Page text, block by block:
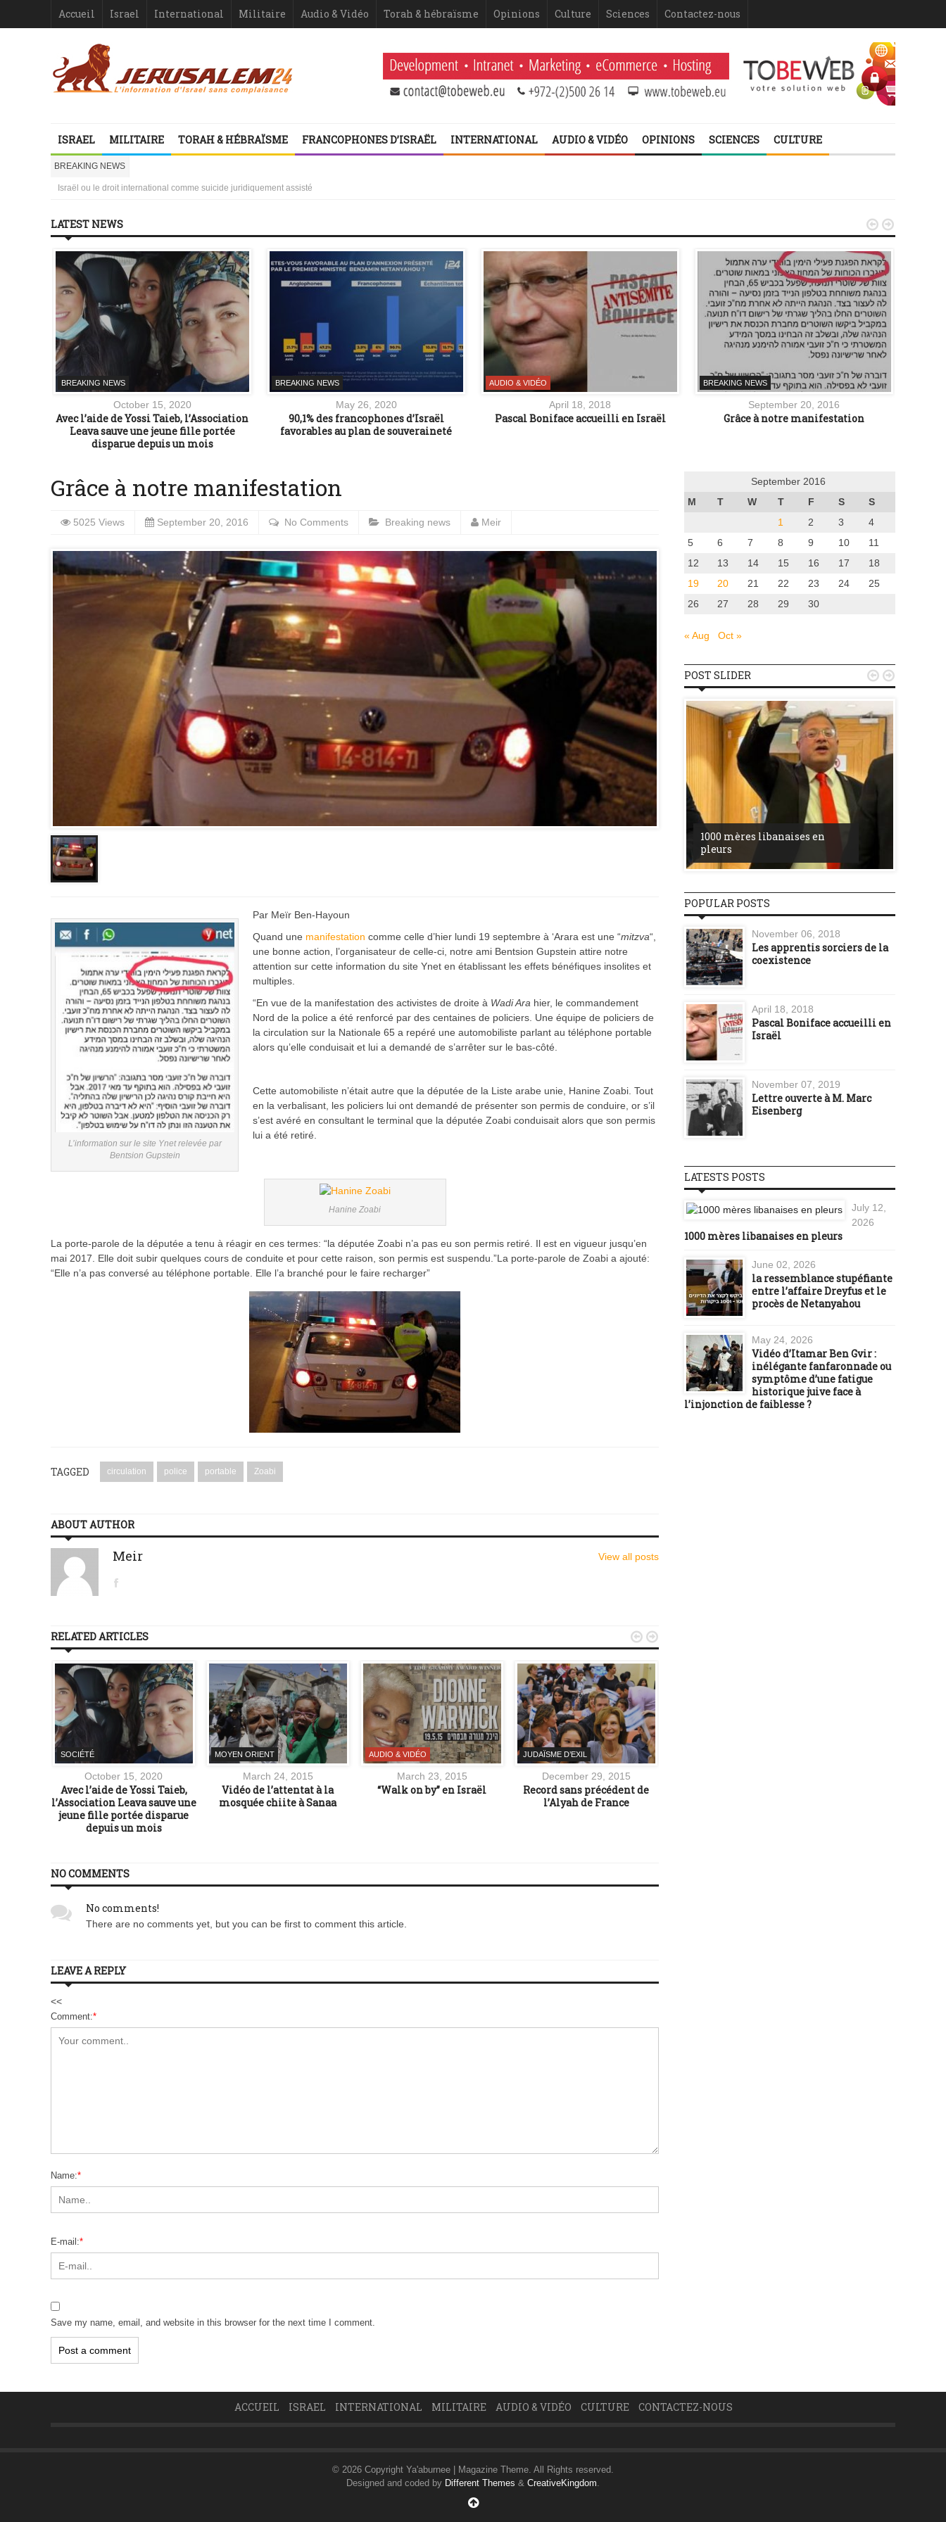
Accueil Israel International Militaire Audio & Vidéo Torah & hébraïsme Opinions Culture Sciences Contactez-nous
ISRAEL MILITAIRE TORAH & HÉBRAÏSME FRANCOPHONES D’ISRAËL INTERNATIONAL AUDIO & VIDÉO OPINIONS SCIENCES CULTURE
BREAKING NEWS
la ressemblance stupéfiante entre l’affaire Dreyfus et le procès de Netanyahou
Vidéo d’Itamar Ben Gvir : inélégante fanfaronnade ou symptôme d’une fatigue historique juive face à l’injonction de faiblesse ?
Israël ou le droit international comme suicide juridiquement assisté
Les désinformateurs, Société à Responsabilité très, très Limitée – 1er volet
LATEST NEWS
BREAKING NEWS
October 15, 2020
Avec l’aide de Yossi Taieb, l’Association
Leava sauve une jeune fille portée
disparue depuis un mois
BREAKING NEWS
May 26, 2020
90,1% des francophones d’Israël
favorables au plan de souveraineté
AUDIO & VIDÉO
April 18, 2018
Pascal Boniface accueilli en Israël
BREAKING NEWS
September 20, 2016
Grâce à notre manifestation
 
Grâce à notre manifestation
5025 Views September 20, 2016 No Comments Breaking news Meir
L’information sur le site Ynet relevée par
Bentsion Gupstein
Par Meïr Ben-Hayoun
Quand une manifestation comme celle d’hier lundi 19 septembre à ‘Arara est une “mitzva“,
une bonne action, l’organisateur de celle-ci, notre ami Bentsion Gupstein attire notre
attention sur cette information du site Ynet en établissant les effets bénéfiques insolites et
multiples.
“En vue de la manifestation des activistes de droite à Wadi Ara hier, le commandement
Nord de la police a été renforcé par des centaines de policiers. Une équipe de policiers de
la circulation sur la Nationale 65 a repéré une automobiliste parlant au téléphone portable
alors qu’elle conduisait et lui a demandé de s’arrêter sur le bas-côté.
Cette automobiliste n’était autre que la députée de la Liste arabe unie, Hanine Zoabi. Tout
en la verbalisant, les policiers lui ont demandé de présenter son permis de conduire, or s’il
s’est avéré en consultant le terminal que la députée Zoabi conduisait alors que son permis
lui a été retiré.
Hanine Zoabi
La porte-parole de la députée a tenu à réagir en ces termes: “la députée Zoabi n’a pas eu son permis retiré. Il est en vigueur jusqu’en
mai 2017. Elle doit subir quelques cours de conduite et pour cette raison, son permis est suspendu.”La porte-parole de Zoabi a ajouté:
“Elle n’a pas conversé au téléphone portable. Elle l’a branché pour le faire recharger”
TAGGED circulation police portable Zoabi
ABOUT AUTHOR
Meir View all posts
RELATED ARTICLES
SOCIÉTÉ
October 15, 2020
Avec l’aide de Yossi Taieb,
l’Association Leava sauve une
jeune fille portée disparue
depuis un mois
MOYEN ORIENT
March 24, 2015
Vidéo de l’attentat à la
mosquée chiite à Sanaa
AUDIO & VIDÉO
March 23, 2015
“Walk on by” en Israël
JUDAÏSME D’EXIL
December 29, 2015
Record sans précédent de
l’Alyah de France
 
NO COMMENTS
No comments!
There are no comments yet, but you can be first to comment this article.
LEAVE A REPLY
<<
Comment:*
Name:*
E-mail:*
Save my name, email, and website in this browser for the next time I comment.
September 2016
M
T W T F S
S
1
2 3
4
5
6 7 8 9 10
11
12
13 14 15 16 17
18
19
20 21 22 23 24
25
26
27 28 29 30
« Aug Oct »
POST SLIDER
Vidéo d’Itamar Ben Gvir :
inélégante fanfaronnade ou
symptôme d’une fatigue
1000 mères libanaises en
pleurs
 
POPULAR POSTS
November 06, 2018
Les apprentis sorciers de la
coexistence
April 18, 2018
Pascal Boniface accueilli en
Israël
November 07, 2019
Lettre ouverte à M. Marc
Eisenberg
LATESTS POSTS
July 12,
2026
1000 mères libanaises en pleurs
June 02, 2026
la ressemblance stupéfiante
entre l’affaire Dreyfus et le
procès de Netanyahou
May 24, 2026
Vidéo d’Itamar Ben Gvir :
inélégante fanfaronnade ou
symptôme d’une fatigue
historique juive face à
l’injonction de faiblesse ?
ACCUEIL ISRAEL INTERNATIONAL MILITAIRE AUDIO & VIDÉO CULTURE CONTACTEZ-NOUS
© 2026 Copyright Ya'aburnee | Magazine Theme. All Rights reserved.
Designed and coded by Different Themes & CreativeKingdom.